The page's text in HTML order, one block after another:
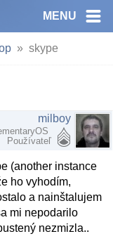
MENU
skype
milboy
Používateľ
(another instance
ho vyhodím,
a nainštalujem
mi nepodarilo
nezmizla..